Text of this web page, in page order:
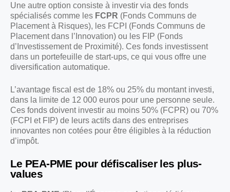
Une autre option consiste à investir via des fonds
spécialisés comme les FCPR (Fonds Communs de
Placement à Risques), les FCPI (Fonds Communs de
Placement dans l’Innovation) ou les FIP (Fonds
d’Investissement de Proximité). Ces fonds investissent
dans un portefeuille de start-ups, ce qui vous offre une
diversification automatique.
L’avantage fiscal est de 18% ou 25% du montant investi,
dans la limite de 12 000 euros pour une personne seule.
Ces fonds doivent investir au moins 50% (FCPR) ou 70%
(FCPI et FIP) de leurs actifs dans des entreprises
innovantes non cotées pour être éligibles à la réduction
d’impôt.
Le PEA-PME pour défiscaliser les plus-
values